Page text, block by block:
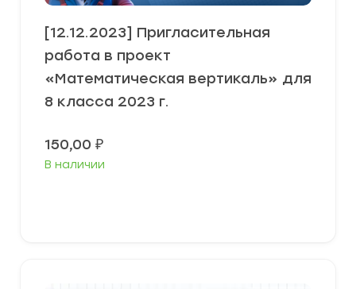
[12.12.2023] Пригласительная
работа в проект
«Математическая вертикаль» для
8 класса 2023 г.
150,00 ₽
В наличии